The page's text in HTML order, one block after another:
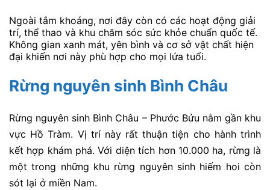
Ngoài tắm khoáng, nơi đây còn có các hoạt động giải
trí, thể thao và khu chăm sóc sức khỏe chuẩn quốc tế.
Không gian xanh mát, yên bình và cơ sở vật chất hiện
đại khiến nơi này phù hợp cho mọi lứa tuổi.
Rừng nguyên sinh Bình Châu
Rừng nguyên sinh Bình Châu – Phước Bửu nằm gần khu
vực Hồ Tràm. Vị trí này rất thuận tiện cho hành trình
kết hợp khám phá. Với diện tích hơn 10.000 ha, rừng là
một trong những khu rừng nguyên sinh hiếm hoi còn
sót lại ở miền Nam.